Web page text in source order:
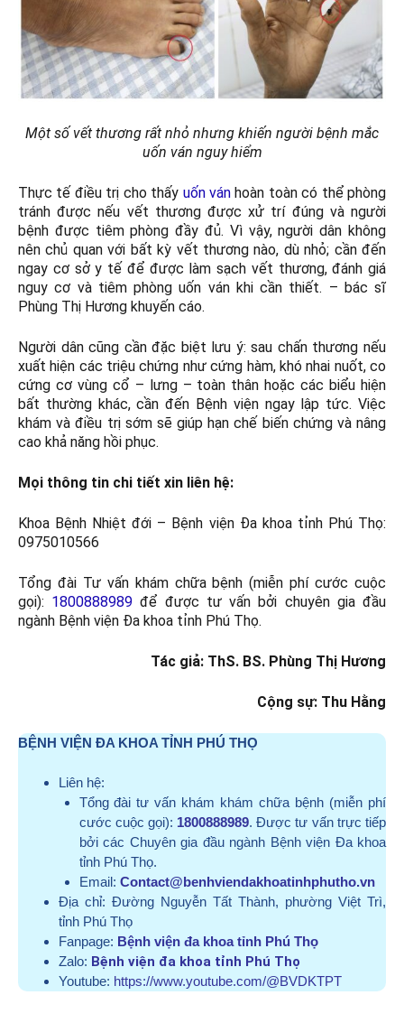
Một số vết thương rất nhỏ nhưng khiến người bệnh mắc
uốn ván nguy hiểm
Thực tế điều trị cho thấy uốn vánhoàn toàn có thể phòng
tránh được nếu vết thương được xử trí đúng và người
bệnh được tiêm phòng đầy đủ. Vì vậy, người dân không
nên chủ quan với bất kỳ vết thương nào, dù nhỏ; cần đến
ngay cơ sở y tế để được làm sạch vết thương, đánh giá
nguy cơ và tiêm phòng uốn ván khi cần thiết. – bác sĩ
Phùng Thị Hương khuyến cáo.
Người dân cũng cần đặc biệt lưu ý: sau chấn thương nếu
xuất hiện các triệu chứng như cứng hàm, khó nhai nuốt, co
cứng cơ vùng cổ – lưng – toàn thân hoặc các biểu hiện
bất thường khác, cần đến Bệnh viện ngay lập tức. Việc
khám và điều trị sớm sẽ giúp hạn chế biến chứng và nâng
cao khả năng hồi phục.
Mọi thông tin chi tiết xin liên hệ:
Khoa Bệnh Nhiệt đới – Bệnh viện Đa khoa tỉnh Phú Thọ:
0975010566
Tổng đài Tư vấn khám chữa bệnh (miễn phí cước cuộc
gọi): 1800888989 để được tư vấn bởi chuyên gia đầu
ngành Bệnh viện Đa khoa tỉnh Phú Thọ.
Tác giả: ThS. BS. Phùng Thị Hương
Cộng sự: Thu Hằng
BỆNH VIỆN ĐA KHOA TỈNH PHÚ THỌ
Liên hệ:
Tổng đài tư vấn khám khám chữa bệnh (miễn phí
cước cuộc gọi): 1800888989. Được tư vấn trực tiếp
bởi các Chuyên gia đầu ngành Bệnh viện Đa khoa
tỉnh Phú Thọ.
Email: Contact@benhviendakhoatinhphutho.vn
Địa chỉ: Đường Nguyễn Tất Thành, phường Việt Trì,
tỉnh Phú Thọ
Fanpage: Bệnh viện đa khoa tỉnh Phú Thọ
Zalo: Bệnh viện đa khoa tỉnh Phú Thọ
Youtube: https://www.youtube.com/@BVDKTPT